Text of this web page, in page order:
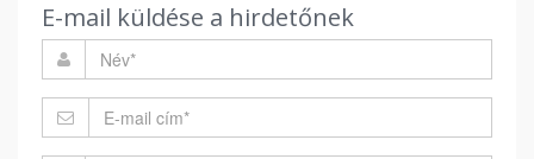
E-mail küldése a hirdetőnek